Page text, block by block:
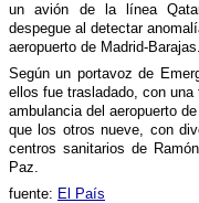
un avión de la lí­nea
despegue al detectar
aeropuerto de Madrid-Barajas.
Según un portavoz de
ellos fue trasladado, con
ambulancia del aeropuerto
que los otros nueve, con
centros sanitarios de
Paz.
fuente: El Paí­s